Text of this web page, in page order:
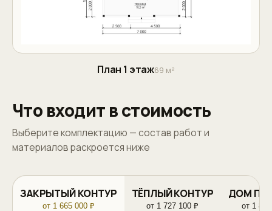
План 1 этаж69 м²
Что входит в стоимость
Выберите комплектацию — состав работ и
материалов раскроется ниже
ЗАКРЫТЫЙ КОНТУР
от 1 665 000 ₽
ТЁПЛЫЙ КОНТУР
от 1 727 100 ₽
ДОМ
от 1